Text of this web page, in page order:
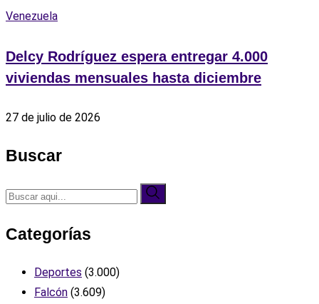
Venezuela
Delcy Rodríguez espera entregar 4.000
viviendas mensuales hasta diciembre
27 de julio de 2026
Buscar
Categorías
Deportes (3.000)
Falcón (3.609)